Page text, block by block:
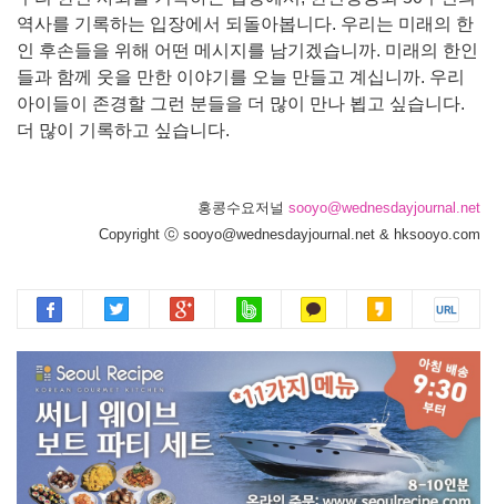
역사를 기록하는 입장에서 되돌아봅니다. 우리는 미래의 한
인 후손들을 위해 어떤 메시지를 남기겠습니까. 미래의 한인
들과 함께 웃을 만한 이야기를 오늘 만들고 계십니까. 우리
아이들이 존경할 그런 분들을 더 많이 만나 뵙고 싶습니다.
더 많이 기록하고 싶습니다.
홍콩수요저널 sooyo@wednesdayjournal.net
Copyright ⓒ sooyo@wednesdayjournal.net & hksooyo.com